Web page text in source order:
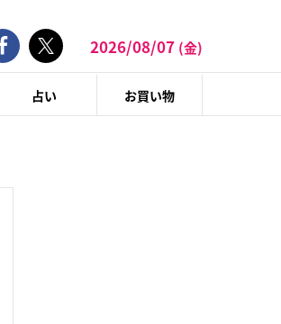
2026/08/07 (金)
占い お買い物